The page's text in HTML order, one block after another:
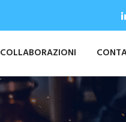
COLLABORAZIONI